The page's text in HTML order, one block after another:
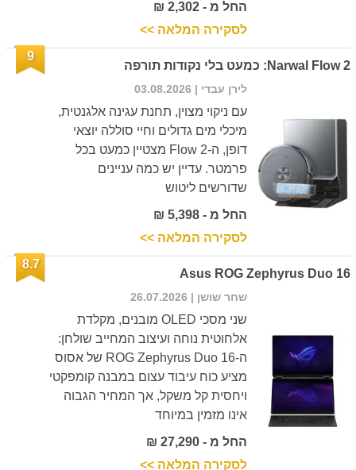
החל מ - 2,302 ₪
לסקירה המלאה >>
Narwal Flow 2: כמעט בלי נקודות תורפה
9
לירן עבדי | 03.08.2026
עם ניקוי מצוין, תחנת עגינה אלגנטית,
מיכלי מים גדולים וחיי סוללה יוצאי
דופן, ה-Flow 2 מצטיין כמעט בכל
פרמטר. עדיין יש כמה עניינים
שדורשים ליטוש
החל מ - 5,398 ₪
לסקירה המלאה >>
Asus ROG Zephyrus Duo 16
8.7
שחר שושן | 26.07.2026
שני מסכי OLED מובנים, מקלדת
אלחוטית נוחה ועיצוב המחייב שולחן:
ה-ROG Zephyrus Duo 16 של אסוס
מציע כוח עיבוד עצום במבנה קומפקטי
ויחסית קל משקל, אך המחיר הגבוה
אינו מזמין במיוחד
החל מ - 27,290 ₪
לסקירה המלאה >>